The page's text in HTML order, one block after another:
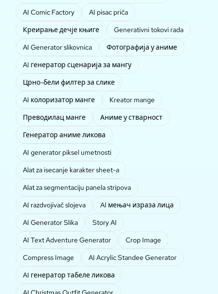
AI Comic Factory
AI pisac priča
Креирање дечје књиге
Generativni tokovi rada
AI Generator slikovnica
Фотографија у аниме
AI генератор сценарија за мангу
Црно-бели филтер за слике
AI колоризатор манге
Kreator mange
Преводилац манге
Аниме у стварност
Генератор аниме ликова
AI generator piksel umetnosti
Alat za isecanje karakter sheet-a
Alat za segmentaciju panela stripova
AI razdvojivač slojeva
AI мењач израза лица
AI Generator Slika
Story AI
AI Text Adventure Generator
Crop Image
Compress Image
AI Acrylic Standee Generator
AI генератор табеле ликова